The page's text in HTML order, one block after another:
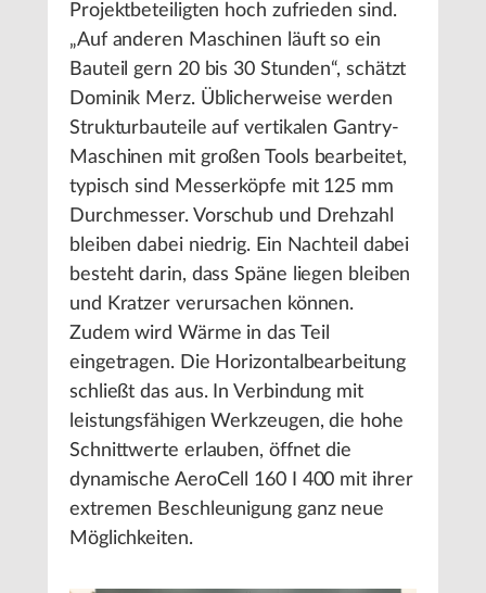
Projektbeteiligten hoch zufrieden sind.
„Auf anderen Maschinen läuft so ein
Bauteil gern 20 bis 30 Stunden“, schätzt
Dominik Merz. Üblicherweise werden
Strukturbauteile auf vertikalen Gantry-
Maschinen mit großen Tools bearbeitet,
typisch sind Messerköpfe mit 125 mm
Durchmesser. Vorschub und Drehzahl
bleiben dabei niedrig. Ein Nachteil dabei
besteht darin, dass Späne liegen bleiben
und Kratzer verursachen können.
Zudem wird Wärme in das Teil
eingetragen. Die Horizontalbearbeitung
schließt das aus. In Verbindung mit
leistungsfähigen Werkzeugen, die hohe
Schnittwerte erlauben, öffnet die
dynamische AeroCell 160 I 400 mit ihrer
extremen Beschleunigung ganz neue
Möglichkeiten.